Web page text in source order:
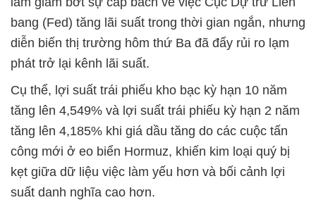
bang (Fed) tăng lãi suất trong thời gian ngắn, nhưng
diễn biến thị trường hôm thứ Ba đã đẩy rủi ro lạm
phát trở lại kênh lãi suất.
Cụ thể, lợi suất trái phiếu kho bạc kỳ hạn 10 năm
tăng lên 4,549% và lợi suất trái phiếu kỳ hạn 2 năm
tăng lên 4,185% khi giá dầu tăng do các cuộc tấn
công mới ở eo biển Hormuz, khiến kim loại quý bị
kẹt giữa dữ liệu việc làm yếu hơn và bối cảnh lợi
suất danh nghĩa cao hơn.